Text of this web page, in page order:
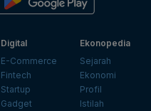
Digital
E-Commerce
Fintech
Startup
Gadget
Ekonopedia
Sejarah
Ekonomi
Profil
Istilah